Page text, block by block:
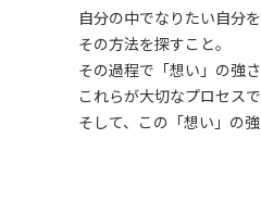
自分の中でなりたい自分
その方法を探すこと。
その過程で「想い」の強
これらが大切なプロセスで
そして、この「想い」の